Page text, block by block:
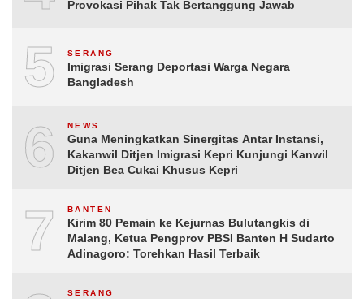
Provokasi Pihak Tak Bertanggung Jawab
5 SERANG
Imigrasi Serang Deportasi Warga Negara
Bangladesh
6 NEWS
Guna Meningkatkan Sinergitas Antar Instansi,
Kakanwil Ditjen Imigrasi Kepri Kunjungi Kanwil
Ditjen Bea Cukai Khusus Kepri
7 BANTEN
Kirim 80 Pemain ke Kejurnas Bulutangkis di
Malang, Ketua Pengprov PBSI Banten H Sudarto
Adinagoro: Torehkan Hasil Terbaik
SERANG